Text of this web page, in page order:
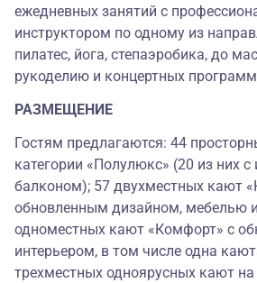
ежедневных занятий с
инструктором по одному из
пилатес, йога, степаэробика, до
рукоделию и концертных
РАЗМЕЩЕНИЕ
Гостям предлагаются: 44
категории «Полулюкс» (20 из них
балконом); 57 двухместных кают
обновленным дизайном, мебелью
одноместных кают «Комфорт» с
интерьером, в том числе одна
трехместных одноярусных кают